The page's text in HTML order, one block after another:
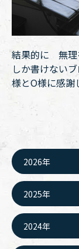
結果的に 無理
しか書けない
様とO様に感謝
2026年
2025年
2024年